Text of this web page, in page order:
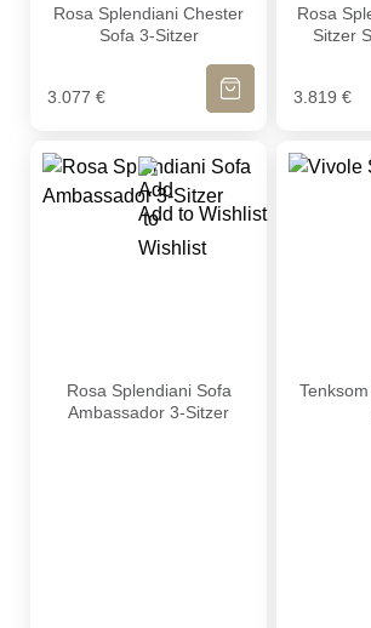
Rosa Splendiani Chester
Sofa 3-Sitzer
3.077 €
IN DEN WARENKORB
Rosa
Sitzer
3.819 €
Add to Wishlist
Rosa Splendiani Sofa
Ambassador 3-Sitzer